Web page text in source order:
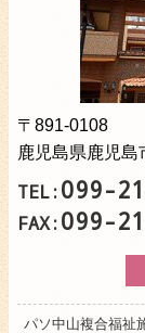
〒891-0108
鹿児島県鹿児島
TEL:099-
FAX:099-
パソ中山複合福祉